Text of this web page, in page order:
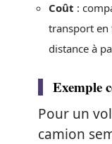
Coût :
transport en
distance à
Exemple
Pour un
camion